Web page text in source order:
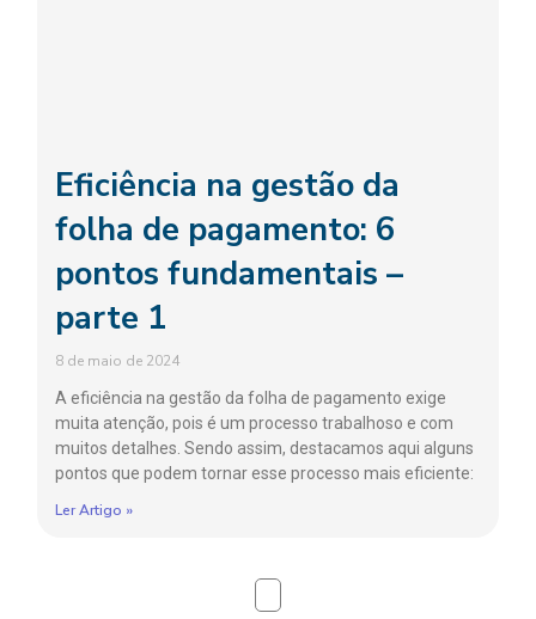
Eficiência na gestão da
folha de pagamento: 6
pontos fundamentais –
parte 1
8 de maio de 2024
A eficiência na gestão da folha de pagamento exige
muita atenção, pois é um processo trabalhoso e com
muitos detalhes. Sendo assim, destacamos aqui alguns
pontos que podem tornar esse processo mais eficiente:
Ler Artigo »